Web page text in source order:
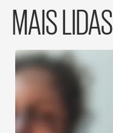
MAIS LIDAS